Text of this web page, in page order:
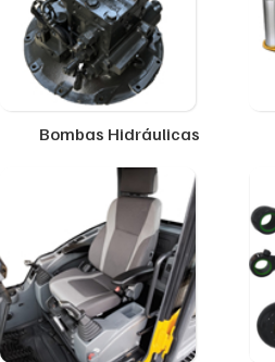
Bombas Hidráulicas